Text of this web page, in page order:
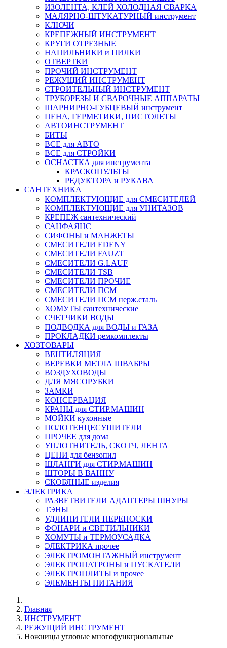
ИЗОЛЕНТА, КЛЕЙ ХОЛОДНАЯ СВАРКА
МАЛЯРНО-ШТУКАТУРНЫЙ инструмент
КЛЮЧИ
КРЕПЕЖНЫЙ ИНСТРУМЕНТ
КРУГИ ОТРЕЗНЫЕ
НАПИЛЬНИКИ и ПИЛКИ
ОТВЕРТКИ
ПРОЧИЙ ИНСТРУМЕНТ
РЕЖУЩИЙ ИНСТРУМЕНТ
СТРОИТЕЛЬНЫЙ ИНСТРУМЕНТ
ТРУБОРЕЗЫ И СВАРОЧНЫЕ АППАРАТЫ
ШАРНИРНО-ГУБЦЕВЫЙ инструмент
ПЕНА, ГЕРМЕТИКИ, ПИСТОЛЕТЫ
АВТОИНСТРУМЕНТ
БИТЫ
ВСЕ для АВТО
ВСЕ для СТРОЙКИ
ОСНАСТКА для инструмента
КРАСКОПУЛЬТЫ
РЕДУКТОРА и РУКАВА
САНТЕХНИКА
КОМПЛЕКТУЮЩИЕ для СМЕСИТЕЛЕЙ
КОМПЛЕКТУЮЩИЕ для УНИТАЗОВ
КРЕПЕЖ сантехнический
САНФАЯНС
СИФОНЫ и МАНЖЕТЫ
СМЕСИТЕЛИ EDENY
СМЕСИТЕЛИ FAUZT
СМЕСИТЕЛИ G.LAUF
СМЕСИТЕЛИ TSB
СМЕСИТЕЛИ ПРОЧИЕ
СМЕСИТЕЛИ ПСМ
СМЕСИТЕЛИ ПСМ нерж.сталь
ХОМУТЫ сантехнические
СЧЕТЧИКИ ВОДЫ
ПОДВОДКА для ВОДЫ и ГАЗА
ПРОКЛАДКИ ремкомплекты
ХОЗТОВАРЫ
ВЕНТИЛЯЦИЯ
ВЕРЕВКИ МЕТЛА ШВАБРЫ
ВОЗДУХОВОДЫ
ДЛЯ МЯСОРУБКИ
ЗАМКИ
КОНСЕРВАЦИЯ
КРАНЫ для СТИР.МАШИН
МОЙКИ кухонные
ПОЛОТЕНЦЕСУШИТЕЛИ
ПРОЧЕЕ для дома
УПЛОТНИТЕЛЬ, СКОТЧ, ЛЕНТА
ЦЕПИ для бензопил
ШЛАНГИ для СТИР.МАШИН
ШТОРЫ В ВАННУ
СКОБЯНЫЕ изделия
ЭЛЕКТРИКА
РАЗВЕТВИТЕЛИ АДАПТЕРЫ ШНУРЫ
ТЭНЫ
УДЛИНИТЕЛИ ПЕРЕНОСКИ
ФОНАРИ и СВЕТИЛЬНИКИ
ХОМУТЫ и ТЕРМОУСАДКА
ЭЛЕКТРИКА прочее
ЭЛЕКТРОМОНТАЖНЫЙ инструмент
ЭЛЕКТРОПАТРОНЫ и ПУСКАТЕЛИ
ЭЛЕКТРОПЛИТЫ и прочее
ЭЛЕМЕНТЫ ПИТАНИЯ
Главная
ИНСТРУМЕНТ
РЕЖУЩИЙ ИНСТРУМЕНТ
Ножницы угловые многофункциональные